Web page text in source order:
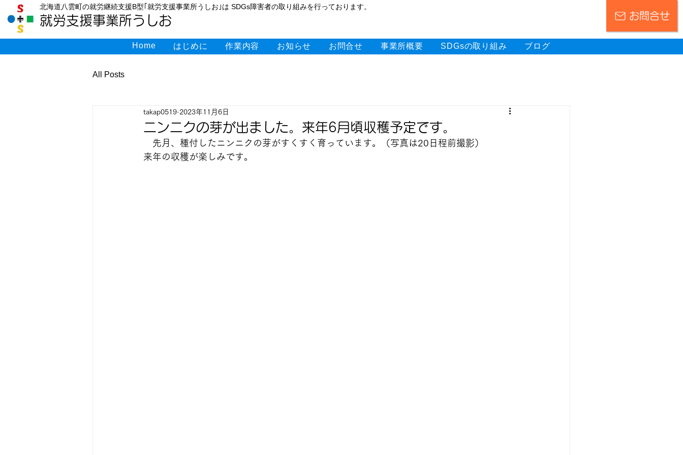
北海道八雲町の就労継続支援B型｢就労支援事業所うしお｣は SDGs障害者の取り組みを行っております。
就労支援事業所うしお お問合せ
Home はじめに 作業内容 お知らせ お問合せ 事業所概要 SDGsの取り組み ブログ
All Posts
ニンニクの芽が出ました。来年6月頃収穫予定です。
takap0519 2023年11月6日
先月、種付したニンニクの芽がすくすく育っています。（写真は20日程前撮影）
来年の収穫が楽しみです。